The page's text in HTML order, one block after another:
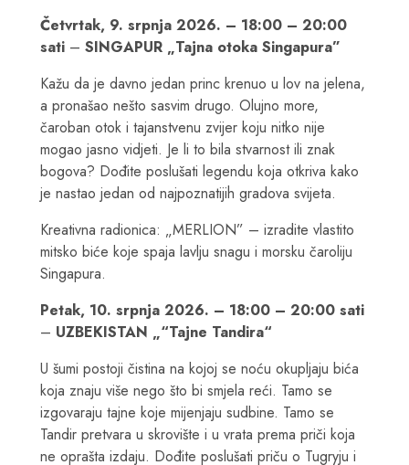
Četvrtak, 9. srpnja 2026. – 18:00 – 20:00
sati– SINGAPUR „Tajna otoka Singapura”
Kažu da je davno jedan princ krenuo u lov na jelena,
a pronašao nešto sasvim drugo. Olujno more,
čaroban otok i tajanstvenu zvijer koju nitko nije
mogao jasno vidjeti. Je li to bila stvarnost ili znak
bogova? Dođite poslušati legendu koja otkriva kako
je nastao jedan od najpoznatijih gradova svijeta.
Kreativna radionica: „MERLION” – izradite vlastito
mitsko biće koje spaja lavlju snagu i morsku čaroliju
Singapura.
Petak, 10. srpnja 2026. – 18:00 – 20:00 sati
– UZBEKISTAN „“Tajne Tandira“
U šumi postoji čistina na kojoj se noću okupljaju bića
koja znaju više nego što bi smjela reći. Tamo se
izgovaraju tajne koje mijenjaju sudbine. Tamo se
Tandir pretvara u skrovište i u vrata prema priči koja
ne oprašta izdaju. Dođite poslušati priču o Tugryju i